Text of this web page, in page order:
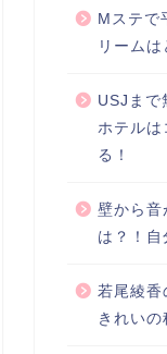
Mステで
リーム
USJまで
ホテル
る！
壁から音
は？！自
若尾綾香
きれいの